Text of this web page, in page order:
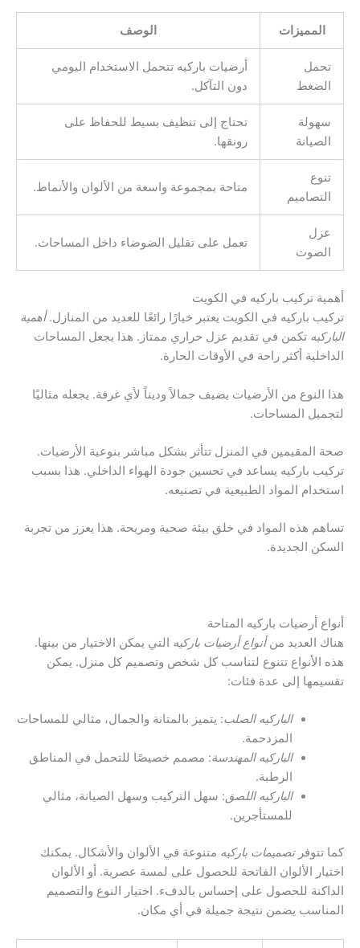
المميزات الوصف
تحمل
الضغط
أرضيات باركيه تتحمل الاستخدام اليومي
دون التآكل.
سهولة
الصيانة
تحتاج إلى تنظيف بسيط للحفاظ على
رونقها.
تنوع
التصاميم
متاحة بمجموعة واسعة من الألوان والأنماط.
عزل
الصوت
تعمل على تقليل الضوضاء داخل المساحات.
أهمية تركيب باركيه في الكويت
تركيب باركيه في الكويت يعتبر خيارًا رائعًا للعديد من المنازل.أهمية
الباركيه تكمن في تقديم عزل حراري ممتاز. هذا يجعل المساحات
الداخلية أكثر راحة في الأوقات الحارة.
هذا النوع من الأرضيات يضيف جمالاً وديناً لأي غرفة. يجعله مثاليًا
لتجميل المساحات.
صحة المقيمين في المنزل تتأثر بشكل مباشر بنوعية الأرضيات.
تركيب باركيه يساعد في تحسين جودة الهواء الداخلي. هذا بسبب
استخدام المواد الطبيعية في تصنيعه.
تساهم هذه المواد في خلق بيئة صحية ومريحة. هذا يعزز من تجربة
السكن الجديدة.
أنواع أرضيات باركيه المتاحة
هناك العديد منأنواع أرضيات باركيه التي يمكن الاختيار من بينها.
هذه الأنواع تتنوع لتناسب كل شخص وتصميم كل منزل. يمكن
تقسيمها إلى عدة فئات:
الباركيه الصلب: يتميز بالمتانة والجمال، مثالي للمساحات
المزدحمة.
الباركيه المهندسة: مصمم خصيصًا للتحمل في المناطق
الرطبة.
الباركيه اللصق: سهل التركيب وسهل الصيانة، مثالي
للمستأجرين.
كما تتوفرتصميمات باركيه متنوعة في الألوان والأشكال. يمكنك
اختيار الألوان الفاتحة للحصول على لمسة عصرية. أو الألوان
الداكنة للحصول على إحساس بالدفء. اختيار النوع والتصميم
المناسب يضمن نتيجة جميلة في أي مكان.